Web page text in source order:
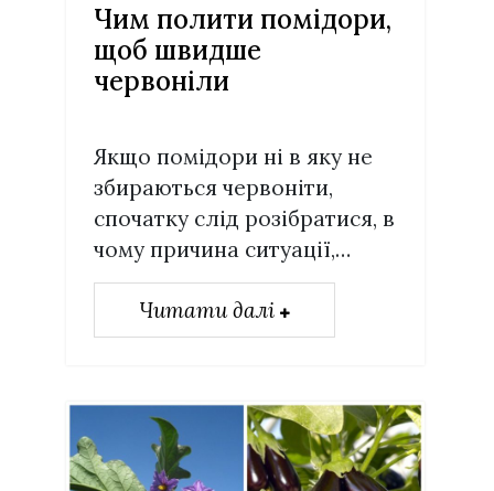
Чим полити помідори,
щоб швидше
червоніли
Якщо помідори ні в яку не
збираються червоніти,
спочатку слід розібратися, в
чому причина ситуації,…
Читати далі